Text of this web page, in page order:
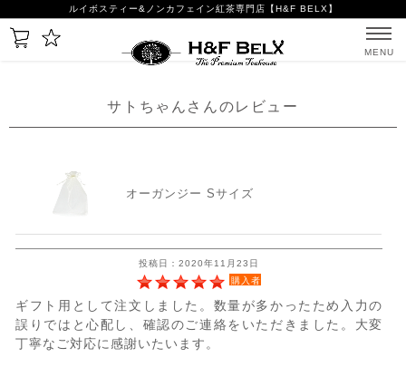
ルイボスティー&ノンカフェイン紅茶専門店【H&F BELX】
MENU
サトちゃんさんのレビュー
オーガンジー Sサイズ
投稿日：2020年11月23日
購入者
ギフト用として注文しました。数量が多かったため入力の
誤りではと心配し、確認のご連絡をいただきました。大変
丁寧なご対応に感謝いたいます。